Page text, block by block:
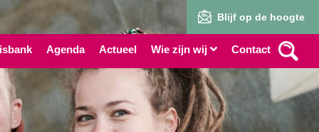
Blijf op de hoogte
Agenda Actueel Wie zijn wij Contact